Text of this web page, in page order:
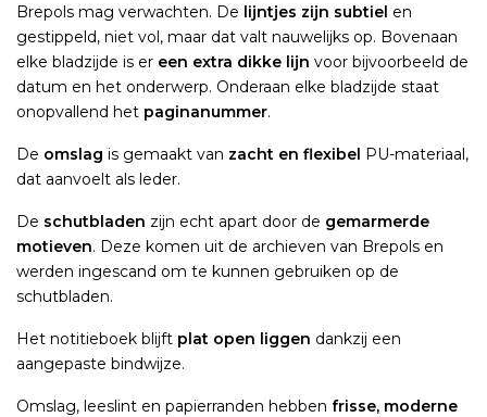
Brepols mag verwachten. De lijntjes zijn subtiel en
gestippeld, niet vol, maar dat valt nauwelijks op. Bovenaan
elke bladzijde is er een extra dikke lijn voor bijvoorbeeld de
datum en het onderwerp. Onderaan elke bladzijde staat
onopvallend het paginanummer.
De omslag is gemaakt van zacht en flexibel PU-materiaal,
dat aanvoelt als leder.
De schutbladen zijn echt apart door de gemarmerde
motieven. Deze komen uit de archieven van Brepols en
werden ingescand om te kunnen gebruiken op de
schutbladen.
Het notitieboek blijft plat open liggen dankzij een
aangepaste bindwijze.
Omslag, leeslint en papierranden hebben frisse, moderne